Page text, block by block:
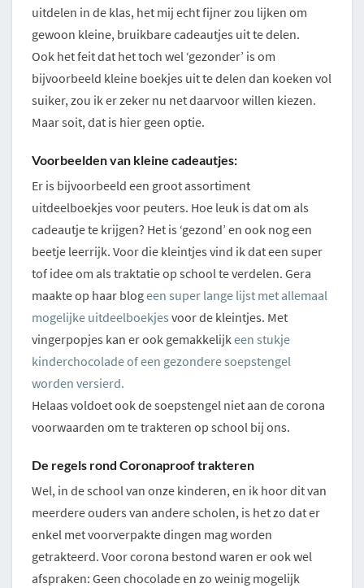
uitdelen in de klas, het mij echt fijner zou lijken om
gewoon kleine, bruikbare cadeautjes uit te delen.
Ook het feit dat het toch wel ‘gezonder’ is om
bijvoorbeeld kleine boekjes uit te delen dan koeken vol
suiker, zou ik er zeker nu net daarvoor willen kiezen.
Maar soit, dat is hier geen optie.
Voorbeelden van kleine cadeautjes:
Er is bijvoorbeeld een groot assortiment
uitdeelboekjes voor peuters. Hoe leuk is dat om als
cadeautje te krijgen? Het is ‘gezond’ en ook nog een
beetje leerrijk. Voor die kleintjes vind ik dat een super
tof idee om als traktatie op school te verdelen. Gera
maakte op haar blogeen super lange lijst met allemaal
mogelijke uitdeelboekjes voor de kleintjes. Met
vingerpopjes kan er ook gemakkelijkeen stukje
kinderchocolade of een gezondere soepstengel
worden versierd.
Helaas voldoet ook de soepstengel niet aan de corona
voorwaarden om te trakteren op school bij ons.
De regels rond Coronaproof trakteren
Wel, in de school van onze kinderen, en ik hoor dit van
meerdere ouders van andere scholen, is het zo dat er
enkel met voorverpakte dingen mag worden
getrakteerd. Voor corona bestond waren er ook wel
afspraken: Geen chocolade en zo weinig mogelijk